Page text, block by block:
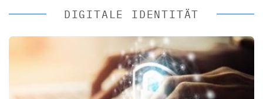
DIGITALE IDENTITÄT